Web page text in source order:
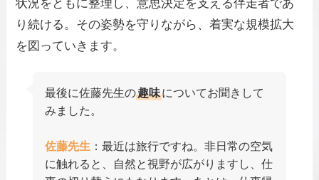
状況をともに整理し、意思決定を支える伴走者であ
り続ける。その姿勢を守りながら、着実な規模拡大
を図っていきます。
最後に佐藤先生の趣味についてお聞きして
みました。
佐藤先生 ：最近は旅行ですね。非日常の空気
に触れると、自然と視野が広がりますし、仕